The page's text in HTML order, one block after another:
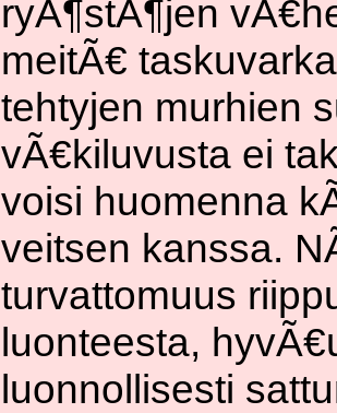
ryÃ¶stÃ¶jen
meitÃ€
tehtyjen murhien
vÃ€kiluvusta ei
voisi huomenna
veitsen kanssa.
turvattomuus
luonteesta,
luonnollisesti